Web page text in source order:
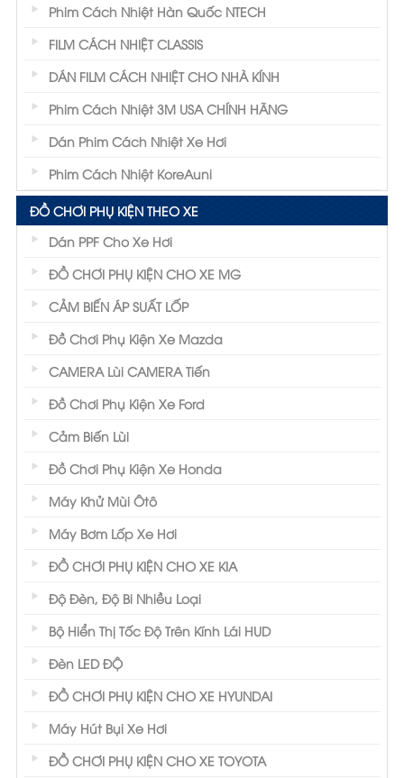
Phim Cách Nhiệt Hàn Quốc NTECH
FILM CÁCH NHIỆT CLASSIS
DÁN FILM CÁCH NHIỆT CHO NHÀ KÍNH
Phim Cách Nhiệt 3M USA CHÍNH HÃNG
Dán Phim Cách Nhiệt Xe Hơi
Phim Cách Nhiệt KoreAuni
ĐỒ CHƠI PHỤ KIỆN THEO XE
Dán PPF Cho Xe Hơi
ĐỒ CHƠI PHỤ KIỆN CHO XE MG
CẢM BIẾN ÁP SUẤT LỐP
Đồ Chơi Phụ Kiện Xe Mazda
CAMERA Lùi CAMERA Tiến
Đồ Chơi Phụ Kiện Xe Ford
Cảm Biến Lùi
Đồ Chơi Phụ Kiện Xe Honda
Máy Khử Mùi Ôtô
Máy Bơm Lốp Xe Hơi
ĐỒ CHƠI PHỤ KIỆN CHO XE KIA
Độ Đèn, Độ Bi Nhiều Loại
Bộ Hiển Thị Tốc Độ Trên Kính Lái HUD
Đèn LED ĐỘ
ĐỒ CHƠI PHỤ KIỆN CHO XE HYUNDAI
Máy Hút Bụi Xe Hơi
ĐỒ CHƠI PHỤ KIỆN CHO XE TOYOTA